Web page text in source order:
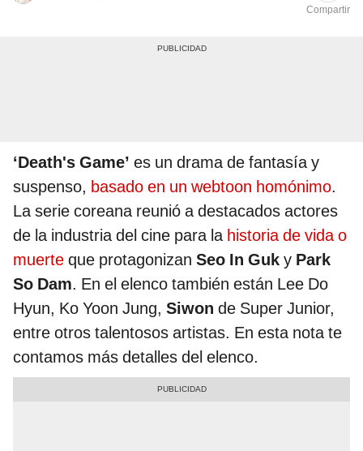
Compartir
‘Death's Game’ es un drama de fantasía y
suspenso, basado en un webtoon homónimo.
La serie coreana reunió a destacados actores
de la industria del cine para la historia de vida o
muerte que protagonizan Seo In Guk y Park
So Dam. En el elenco también están Lee Do
Hyun, Ko Yoon Jung, Siwon de Super Junior,
entre otros talentosos artistas. En esta nota te
contamos más detalles del elenco.